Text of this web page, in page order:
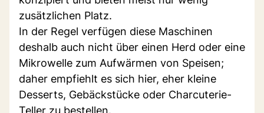
zusätzlichen Platz.
In der Regel verfügen diese Maschinen
deshalb auch nicht über einen Herd oder eine
Mikrowelle zum Aufwärmen von Speisen;
daher empfiehlt es sich hier, eher kleine
Desserts, Gebäckstücke oder Charcuterie-
Teller zu bestellen.